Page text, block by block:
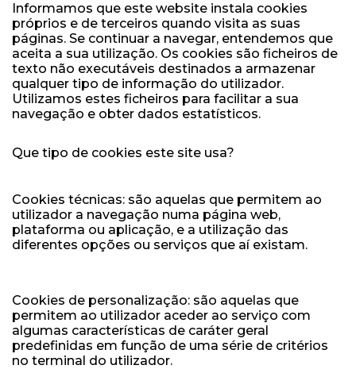
Informamos que este website instala cookies
próprios e de terceiros quando visita as suas
páginas. Se continuar a navegar, entendemos que
aceita a sua utilização. Os cookies são ficheiros de
texto não executáveis destinados a armazenar
qualquer tipo de informação do utilizador.
Utilizamos estes ficheiros para facilitar a sua
navegação e obter dados estatísticos.
Que tipo de cookies este site usa?
Cookies técnicas: são aquelas que permitem ao
utilizador a navegação numa página web,
plataforma ou aplicação, e a utilização das
diferentes opções ou serviços que aí existam.
Cookies de personalização: são aquelas que
permitem ao utilizador aceder ao serviço com
algumas características de caráter geral
predefinidas em função de uma série de critérios
no terminal do utilizador.